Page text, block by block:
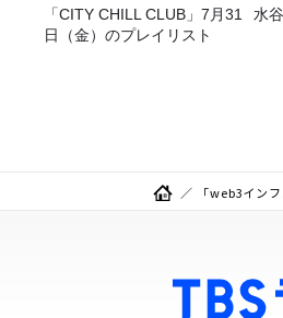
「CITY CHILL CLUB」7月31
日（金）のプレイリスト
水
「web3イン